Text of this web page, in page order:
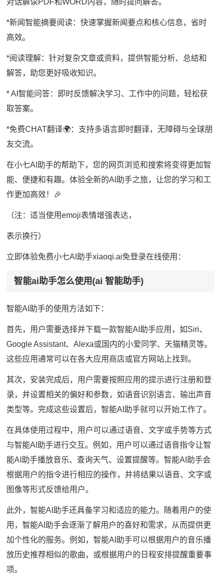
对话解读PDF和WORD内容，随时提问解答。
*新闻智能摘要阅读：快速掌握新闻要点和核心信息，省时
高效。
*阅读理解：针对复杂文章或资料，提供智能分析、总结和
解答，助您更好吸收知识。
* AI智能问答：即时反馈解决学习、工作中的问题，轻松获
取答案。
*免费CHAT翻译🌍：支持多语言即时翻译，无障碍与全球朋
友交流。
在小七AI助手的帮助下，您的网页浏览和搜索将变得更加智
能、便捷和有趣。体验全新的AI助手之旅，让您的学习和工
作更加高效！🎉
（注：适当使用emoji表情增强表达，
表示换行）
立即体验免费小七AI助手xiaoqi.ai免登录在线使用：
智能ai助手怎么使用(ai 智能助手)
智能AI助手的使用方法如下：
首先，用户需要选择并下载一款智能AI助手应用，如Siri、
Google Assistant、Alexa或国内的小爱同学、天猫精灵等。
这些应用通常可以在各大应用商店或官方网站上找到。
其次，安装完成后，用户需要按照应用的提示进行注册和登
录，并设置相关的偏好和参数，如语音识别语言、输出声音
类型等。完成这些设置后，智能AI助手就可以开始工作了。
在具体使用过程中，用户可以通过语音、文字或手势等方式
与智能AI助手进行交互。例如，用户可以通过语音指令让智
能AI助手播放音乐、查询天气、设置提醒等。智能AI助手会
根据用户的指令进行相应的操作，并将结果以语音、文字或
图像等形式反馈给用户。
此外，智能AI助手还具备学习和适应的能力。随着用户的使
用，智能AI助手会逐渐了解用户的喜好和需求，从而提供更
加个性化的服务。例如，智能AI助手可以根据用户的音乐播
放历史推荐相似的歌曲，或根据用户的日程安排提醒重要事
项。